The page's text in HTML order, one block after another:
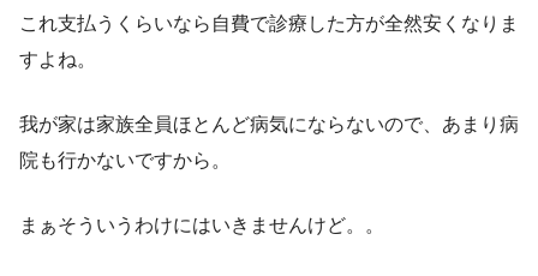
これ支払うくらいなら自費で診療した方が全然安くなりま
すよね。
我が家は家族全員ほとんど病気にならないので、あまり病
院も行かないですから。
まぁそういうわけにはいきませんけど。。